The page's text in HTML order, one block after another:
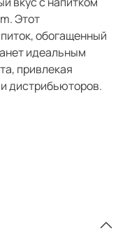
Этот
обогащенный
идеальным
привлекая
дистрибьюторов.